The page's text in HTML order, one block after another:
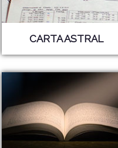
CARTA ASTRAL